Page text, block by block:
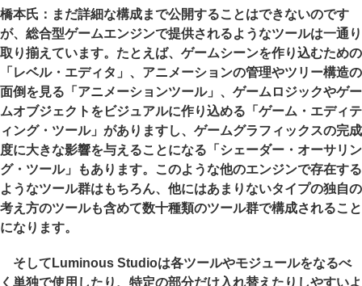
橋本氏：まだ詳細な構成まで公開することはできないのです
が、総合型ゲームエンジンで提供されるようなツールは一通り
取り揃えています。たとえば、ゲームシーンを作り込むための
「レベル・エディタ」、アニメーションの管理やツリー構造の
面倒を見る「アニメーションツール」、ゲームロジックやゲー
ムオブジェクトをビジュアルに作り込める「ゲーム・エディテ
ィング・ツール」がありますし、ゲームグラフィックスの完成
度に大きな影響を与えることになる「シェーダー・オーサリン
グ・ツール」もあります。このような他のエンジンで存在する
ようなツール群はもちろん、他にはあまりないタイプの独自の
考え方のツールも含めて数十種類のツール群で構成されること
になります。
そしてLuminous Studioは各ツールやモジュールをなるべ
く単独で使用したり、特定の部分だけ入れ替えたりしやすいよ